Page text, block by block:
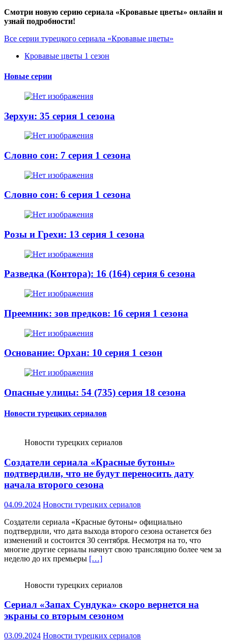
Смотри новую серию сериала «Кровавые цветы» онлайн и
узнай подробности!
Все серии турецкого сериала «Кровавые цветы»
Кровавые цветы 1 сезон
Новые серии
Зерхун: 35 серия 1 сезона
Словно сон: 7 серия 1 сезона
Словно сон: 6 серия 1 сезона
Розы и Грехи: 13 серия 1 сезона
Разведка (Контора): 16 (164) серия 6 сезона
Преемник: зов предков: 16 серия 1 сезона
Основание: Орхан: 10 серия 1 сезон
Опасные улицы: 54 (735) серия 18 сезона
Новости турецких сериалов
Новости турецких сериалов
Создатели сериала «Красные бутоны»
подтвердили, что не будут переносить дату
начала второго сезона
04.09.2024 Новости турецких сериалов
Создатели сериала «Красные бутоны» официально
подтвердили, что дата выхода второго сезона останется без
изменений и состоится 30 сентября. Несмотря на то, что
многие другие сериалы начнут свою трансляцию более чем за
неделю до их премьеры […]
Новости турецких сериалов
Сериал «Запах Сундука» скоро вернется на
экраны со вторым сезоном
03.09.2024 Новости турецких сериалов